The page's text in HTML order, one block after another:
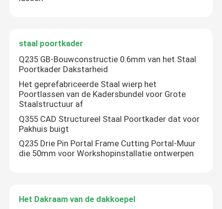
Huis
Producten
staal poortkader
Q235 GB-Bouwconstructie 0.6mm van het Staal
Poortkader Dakstarheid
Het geprefabriceerde Staal wierp het
Poortlassen van de Kadersbundel voor Grote
Staalstructuur af
Q355 CAD Structureel Staal Poortkader dat voor
Pakhuis buigt
Q235 Drie Pin Portal Frame Cutting Portal-Muur
die 50mm voor Workshopinstallatie ontwerpen
Het Dakraam van de dakkoepel